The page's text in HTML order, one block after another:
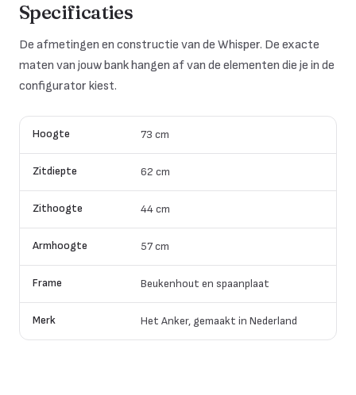
Specificaties
De afmetingen en constructie van de Whisper. De exacte
maten van jouw bank hangen af van de elementen die je in de
configurator kiest.
Hoogte 73 cm
Zitdiepte 62 cm
Zithoogte 44 cm
Armhoogte 57 cm
Frame Beukenhout en spaanplaat
Merk Het Anker, gemaakt in Nederland